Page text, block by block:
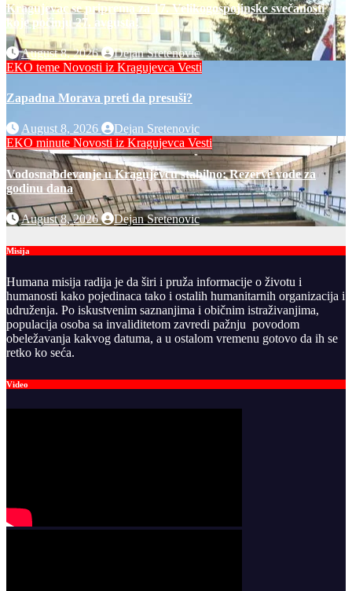
Kragujevac se priprema za 17. Velikogospojinske svečanosti
koje počinju 27. avgusta!
August 8, 2026
Dejan Sretenovic
EKO teme Novosti iz Kragujevca Vesti
Zapadna Morava preti da presuši?
August 8, 2026
Dejan Sretenovic
EKO minute Novosti iz Kragujevca Vesti
Vodosnabdevanje u Kragujevcu stabilno: Rezerve vode za
godinu dana
August 8, 2026 Dejan Sretenovic
Misija
Humana misija radija je da širi i pruža informacije o životu i
humanosti kako pojedinaca tako i ostalih humanitarnih organizacija i
udruženja. Po iskustvenim saznanjima i običnim istraživanjima,
populacija osoba sa invaliditetom zavredi pažnju povodom
obeležavanja kakvog datuma, a u ostalom vremenu gotovo da ih se
retko ko seća.
Video